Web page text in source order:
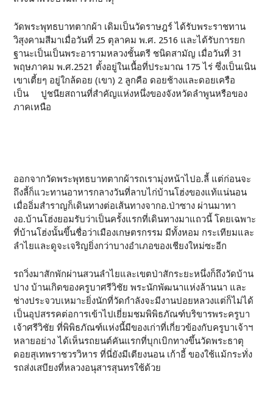
วัดพระพุทธบาทตากผ้า เดิมเป็นวัดราษฎร์ ได้รับพระราชทาน
วิสุงคามสีมาเมื่อวันที่ 25 ตุลาคม พ.ศ. 2516 และได้รับการยก
ฐานะเป็นเป็นพระอารามหลวงชั้นตรี ชนิดสามัญ เมื่อวันที่ 31
พฤษภาคม พ.ศ.2521 ตั้งอยู่ในเนื้อที่ประมาณ 175 ไร่ ซึ่งเป็นเนิน
เขาเตี้ยๆ อยู่ใกล้ดอย (เขา) 2 ลูกคือ ดอยช้างและดอยเครือ
เป็น ปูชนียสถานที่สำคัญแห่งหนึ่งของจังหวัดลำพูนหรือของ
ภาคเหนือ
ออกจากวัดพระพุทธบาทตากผ้ารถเรามุ่งหน้าไปอ.ลี้ แต่ก่อนจะ
ถึงลี้ก็แวะทานอาหารกลางวันที่ลาบไก่บ้านโฮ่งของแท้แน่นอน
เมื่ออิ่มสำราญก็เดินทางต่อเส้นทางจากอ.ป่าซาง ผ่านมาทา
งอ.บ้านโฮ่งยอมรับว่าเป็นครั้งแรกที่เดินทางมาแถวนี้ โดยเฉพาะ
ที่บ้านโฮ่งนั้นขึ้นชื่อว่าเมืองเกษตรกรรม มีทั้งหอม กระเทียมและ
ลำไยและดูจะเจริญยิ่งกว่าบางอำเภอของเชียงใหม่ซะอีก
รถวิ่งมาสักพักผ่านสวนลำไยและเขตป่าสักระยะหนึ่งก็ถึงวัดบ้าน
ปาง บ้านเกิดของครูบาศรีวิชัย พระนักพัฒนาแห่งล้านนา และ
ช่างประจวบเหมาะยิ่งนักที่วัดกำลังจะมีงานปอยหลวงแต่ก็ไม่ได้
เป็นอุปสรรคต่อการเข้าไปเยี่ยมชมพิพิธภัณฑ์บริขารพระครูบา
เจ้าศรีวิชัย ที่พิพิธภัณฑ์แห่งนี้มีของเก่าที่เกี่ยวข้องกับครูบาเจ้าฯ
หลายอย่าง ได้เห็นรถยนต์คันแรกที่บุกเบิกทางขึ้นวัดพระธาตุ
ดอยสุเทพราชวรวิหาร ที่นี่ยังมีเตียงนอน เก้าอี้ ของใช้แม้กระทั่ง
รถส่งเสบียงที่หลวงอนุสารสุนทรใช้ด้วย